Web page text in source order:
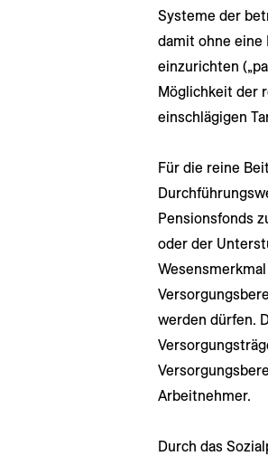
Systeme der
damit ohne eine
einzurichten
Möglichkeit der
einschlägigen
Für die reine
Pensionsfonds
oder der
werden dürfen.
Arbeitnehmer.
Durch das